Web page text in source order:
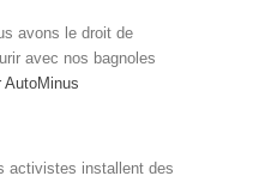
avons le droit de
avec nos bagnoles
AutoMinus
activistes installent des